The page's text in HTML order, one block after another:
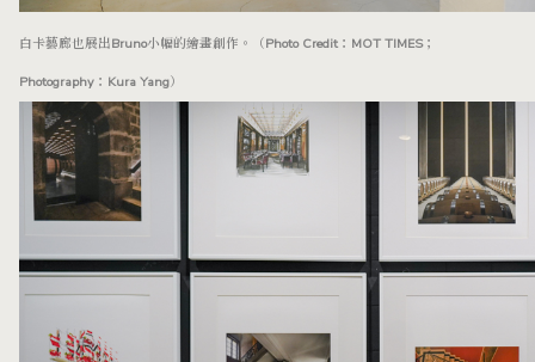
白卡藝廊也展出Bruno小幅的繪畫創作。（Photo Credit：MOT TIMES；
Photography：Kura Yang）